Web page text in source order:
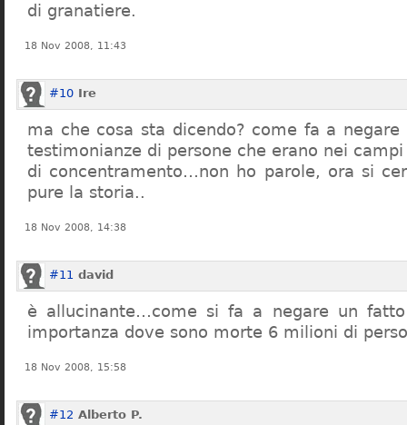
di granatiere.
18 Nov 2008, 11:43
#10 Ire
ma che cosa sta dicendo? come fa a
testimonianze di persone che erano nei campi
di concentramento…non ho parole, ora si
pure la storia..
18 Nov 2008, 14:38
#11 david
è allucinante…come si fa a negare un
importanza dove sono morte 6 milioni di
18 Nov 2008, 15:58
#12 Alberto P.